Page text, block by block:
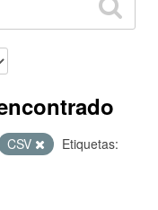
CSV
Etiquetas: